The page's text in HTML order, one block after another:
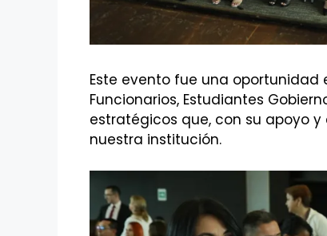
Este evento fue una
Funcionarios, Estudiantes
estratégicos que, con su apoyo
nuestra institución.